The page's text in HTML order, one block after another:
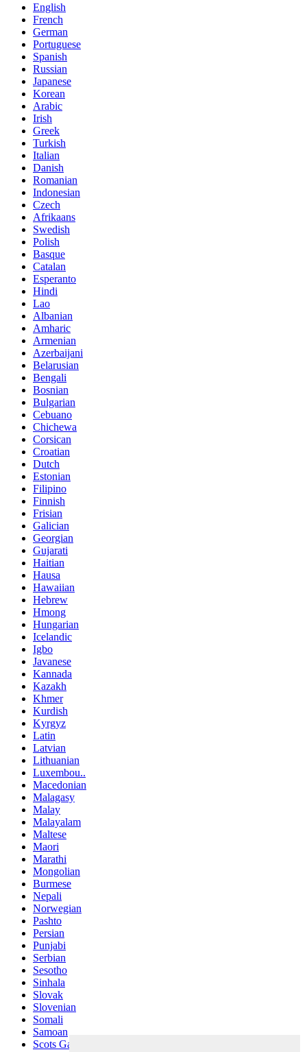
English
French
German
Portuguese
Spanish
Russian
Japanese
Korean
Arabic
Irish
Greek
Turkish
Italian
Danish
Romanian
Indonesian
Czech
Afrikaans
Swedish
Polish
Basque
Catalan
Esperanto
Hindi
Lao
Albanian
Amharic
Armenian
Azerbaijani
Belarusian
Bengali
Bosnian
Bulgarian
Cebuano
Chichewa
Corsican
Croatian
Dutch
Estonian
Filipino
Finnish
Frisian
Galician
Georgian
Gujarati
Haitian
Hausa
Hawaiian
Hebrew
Hmong
Hungarian
Icelandic
Igbo
Javanese
Kannada
Kazakh
Khmer
Kurdish
Kyrgyz
Latin
Latvian
Lithuanian
Luxembou..
Macedonian
Malagasy
Malay
Malayalam
Maltese
Maori
Marathi
Mongolian
Burmese
Nepali
Norwegian
Pashto
Persian
Punjabi
Serbian
Sesotho
Sinhala
Slovak
Slovenian
Somali
Samoan
Scots Gaelic